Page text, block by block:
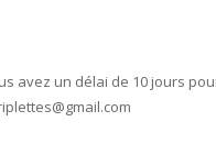
avez un délai de 10 jours